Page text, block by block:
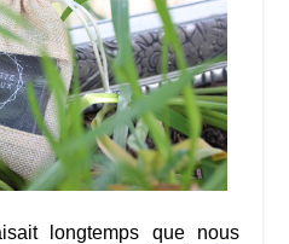
longtemps que nous